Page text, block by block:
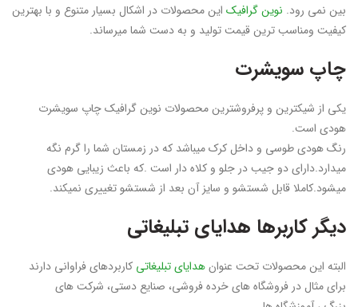
بین نمی رود. نوین گرافیک این محصولات در اشکال بسیار متنوع و با بهترین
کیفیت ومناسب ترین قیمت تولید و به دست شما میرساند.
چاپ سویشرت
یکی از شیکترین و پرفروشترین محصولات نوین گرافیک چاپ سویشرت
هودی است.
رنگ هودی طوسی و داخل کرک میباشد که در زمستان شما را گرم نگه
میدارد.دارای دو جیب در جلو و کلاه دار است .که باعث زیبایی هودی
میشود.کاملا قابل شستشو و سایز آن بعد از شستشو تغییری نمیکند.
دیگر کاربرها هدایای تبلیغاتی
البته این محصولات تحت عنوانهدایای تبلیغاتی کاربردهای فراوانی دارند
برای مثال در فروشگاه های خرده فروشی، صنایع دستی، شرکت های